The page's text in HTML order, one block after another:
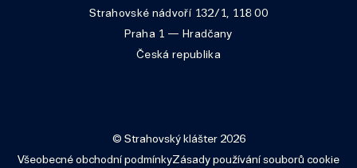
Strahovské nádvoří 132/1, 118 00
Praha 1 — Hradčany
Česká republika
© Strahovský klášter 2026
Všeobecné obchodní podmínkyZásady používání souborů cookie